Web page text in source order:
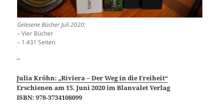
Gelesene Bücher Juli 2020:
– Vier Bücher
– 1.431 Seiten
Julia Kröhn: „Riviera – Der Weg in die Freiheit“
Erschienen am 15. Juni 2020 im Blanvalet Verlag
ISBN: 978-3734108099